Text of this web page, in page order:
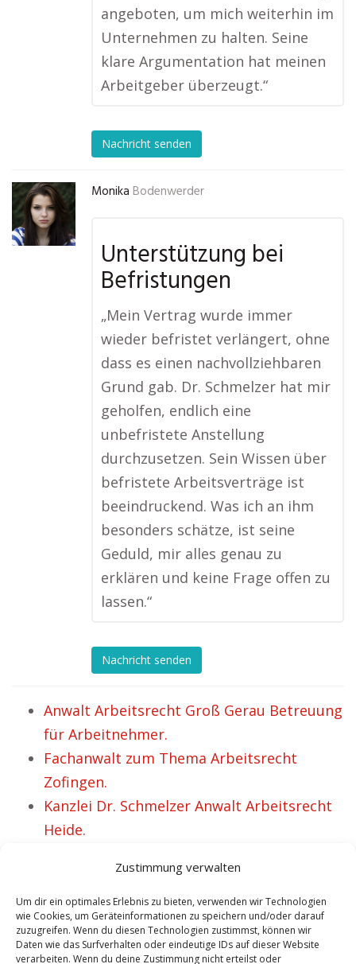
Zustimmung verwalten
Um dir ein optimales Erlebnis zu bieten, verwenden wir Technologien
wie Cookies, um Geräteinformationen zu speichern und/oder darauf
zuzugreifen. Wenn du diesen Technologien zustimmst, können wir
Daten wie das Surfverhalten oder eindeutige IDs auf dieser Website
verarbeiten. Wenn du deine Zustimmung nicht erteilst oder
angeboten, um mich weiterhin im
Unternehmen zu halten. Seine
klare Argumentation hat meinen
Arbeitgeber überzeugt.“
Nachricht senden
Monika Bodenwerder
Unterstützung bei
Befristungen
„Mein Vertrag wurde immer
wieder befristet verlängert, ohne
dass es einen nachvollziehbaren
Grund gab. Dr. Schmelzer hat mir
geholfen, endlich eine
unbefristete Anstellung
durchzusetzen. Sein Wissen über
befristete Arbeitsverträge ist
beeindruckend. Was ich an ihm
besonders schätze, ist seine
Geduld, mir alles genau zu
erklären und keine Frage offen zu
lassen.“
Nachricht senden
Anwalt Arbeitsrecht Groß Gerau Betreuung
für Arbeitnehmer.
Fachanwalt zum Thema Arbeitsrecht
Zofingen.
Kanzlei Dr. Schmelzer Anwalt Arbeitsrecht
Heide.
Arbeitsrecht und IT Recht.
Anwalt Hermeskeil Spezialist für
Arbeitsrecht und IT Recht.
Anwalt Arbeitsrecht Neresheim – Bereits